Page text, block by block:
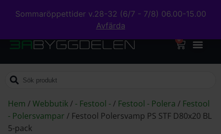
Sommaröppettider v.28-32 (6/7 - 7/8) 06.00-15.00
Avfärda
0
Hem /Webbutik/ - Festool -/ Festool - Polera / Festool
- Polersvampar / Festool Polersvamp PS STF D80x20 BL
5-pack